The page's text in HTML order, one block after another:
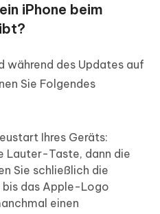
iPhone beim
während des Updates auf
Sie Folgendes
Ihres Geräts:
Lauter-Taste, dann die
Sie schließlich die
das Apple-Logo
einen